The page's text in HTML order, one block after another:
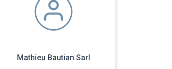
Mathieu Bautian Sarl